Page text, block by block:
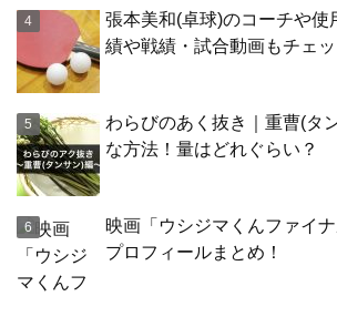
張本美和(卓球)のコーチや使
績や戦績・試合動画もチェッ
わらびのあく抜き｜重曹(タ
な方法！量はどれぐらい？
映画「ウシジマくんファイ
プロフィールまとめ！